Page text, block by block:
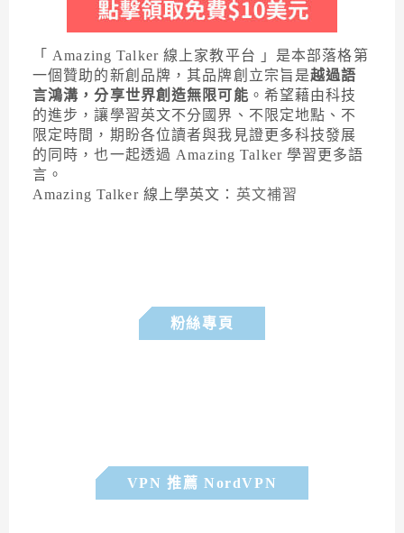
「 Amazing Talker 線上家教平台 」是本部落格第
一個贊助的新創品牌，其品牌創立宗旨是越過語
言鴻溝，分享世界創造無限可能 。希望藉由科技
的進步，讓學習英文不分國界、不限定地點、不
限定時間，期盼各位讀者與我見證更多科技發展
的同時，也一起透過 Amazing Talker 學習更多語
言。
Amazing Talker 線上學英文： 英文補習
粉絲專頁
VPN 推薦 NordVPN